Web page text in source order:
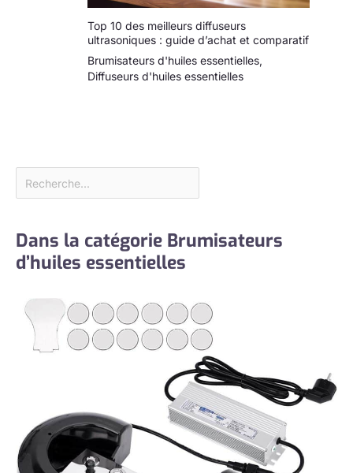
Top 10 des meilleurs diffuseurs
ultrasoniques : guide d’achat et comparatif
Brumisateurs d'huiles essentielles,
Diffuseurs d'huiles essentielles
Dans la catégorie Brumisateurs
d’huiles essentielles